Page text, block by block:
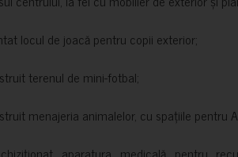
locul de joacă pentru copii exterior;
terenul de mini-fotbal;
menajeria animalelor, cu spațiile pentru